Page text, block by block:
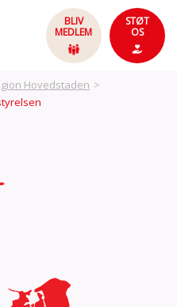
BLIV
MEDLEM
STØT
OS
Hovedstaden >